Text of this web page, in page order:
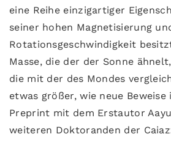
eine Reihe einzigartiger
seiner hohen Magnetisierung
Rotationsgeschwindigkeit
Masse, die der der Sonne
die mit der des Mondes
etwas größer, wie neue Beweise
Preprint mit dem Erstautor
weiteren Doktoranden der